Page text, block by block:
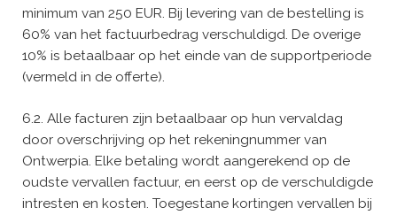
minimum van 250 EUR. Bij levering van de bestelling is
60% van het factuurbedrag verschuldigd. De overige
10% is betaalbaar op het einde van de supportperiode
(vermeld in de offerte).
6.2. Alle facturen zijn betaalbaar op hun vervaldag
door overschrijving op het rekeningnummer van
Ontwerpia. Elke betaling wordt aangerekend op de
oudste vervallen factuur, en eerst op de verschuldigde
intresten en kosten. Toegestane kortingen vervallen bij